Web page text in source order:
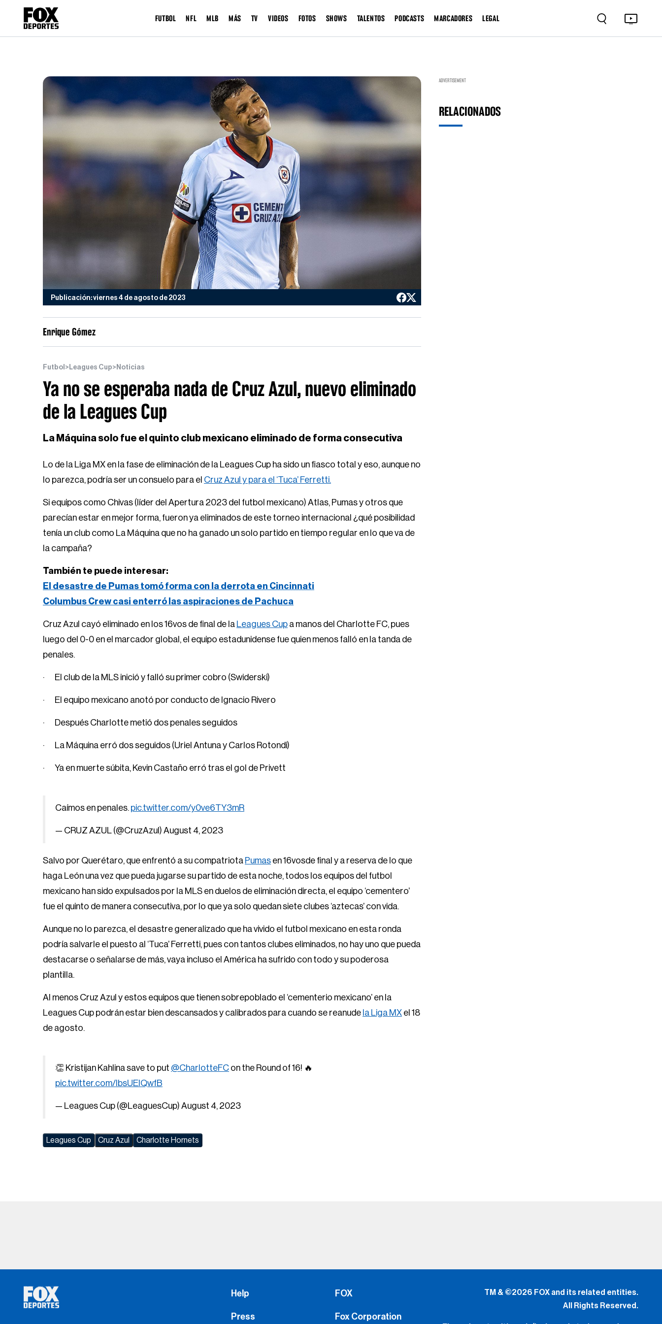
FUTBOL NFL MLB MÁS TV VIDEOS FOTOS SHOWS TALENTOS PODCASTS MARCADORES LEGAL
Publicación: viernes 4 de agosto de 2023
Enrique Gómez
Futbol > Leagues Cup> Noticias
Ya no se esperaba nada de Cruz Azul, nuevo eliminado
de la Leagues Cup
La Máquina solo fue el quinto club mexicano eliminado de forma consecutiva
Lo de la Liga MX en la fase de eliminación de la Leagues Cup ha sido un fiasco total y eso, aunque no
lo parezca, podría ser un consuelo para el Cruz Azul y para el ‘Tuca’ Ferretti.
Si equipos como Chivas (líder del Apertura 2023 del futbol mexicano) Atlas, Pumas y otros que
parecían estar en mejor forma, fueron ya eliminados de este torneo internacional ¿qué posibilidad
tenía un club como La Máquina que no ha ganado un solo partido en tiempo regular en lo que va de
la campaña?
También te puede interesar:
El desastre de Pumas tomó forma con la derrota en Cincinnati
Columbus Crew casi enterró las aspiraciones de Pachuca
Cruz Azul cayó eliminado en los 16vos de final de la Leagues Cup a manos del Charlotte FC, pues
luego del 0-0 en el marcador global, el equipo estadunidense fue quien menos falló en la tanda de
penales.
· El club de la MLS inició y falló su primer cobro (Swiderski)
· El equipo mexicano anotó por conducto de Ignacio Rivero
· Después Charlotte metió dos penales seguidos
· La Máquina erró dos seguidos (Uriel Antuna y Carlos Rotondi)
· Ya en muerte súbita, Kevin Castaño erró tras el gol de Privett
Caímos en penales. pic.twitter.com/y0ve6TY3mR
— CRUZ AZUL (@CruzAzul) August 4, 2023
Salvo por Querétaro, que enfrentó a su compatriota Pumas en 16vosde final y a reserva de lo que
haga León una vez que pueda jugarse su partido de esta noche, todos los equipos del futbol
mexicano han sido expulsados por la MLS en duelos de eliminación directa, el equipo ‘cementero’
fue el quinto de manera consecutiva, por lo que ya solo quedan siete clubes ‘aztecas’ con vida.
Aunque no lo parezca, el desastre generalizado que ha vivido el futbol mexicano en esta ronda
podría salvarle el puesto al ‘Tuca’ Ferretti, pues con tantos clubes eliminados, no hay uno que pueda
destacarse o señalarse de más, vaya incluso el América ha sufrido con todo y su poderosa
plantilla.
Al menos Cruz Azul y estos equipos que tienen sobrepoblado el ‘cementerio mexicano’ en la
Leagues Cup podrán estar bien descansados y calibrados para cuando se reanude la Liga MX el 18
de agosto.
👏 Kristijan Kahlina save to put @CharlotteFC on the Round of 16! 🔥
pic.twitter.com/IbsUEIQwfB
— Leagues Cup (@LeaguesCup) August 4, 2023
Leagues Cup Cruz Azul Charlotte Hornets
ADVERTISEMENT
RELACIONADOS
Help
Press
FOX
Fox Corporation
TM & ©2026 FOX and its related entities.
All Rights Reserved.